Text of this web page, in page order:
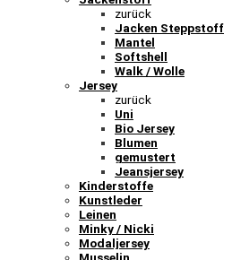
zurück
Jacken Steppstoff
Mantel
Softshell
Walk / Wolle
Jersey
zurück
Uni
Bio Jersey
Blumen
gemustert
Jeansjersey
Kinderstoffe
Kunstleder
Leinen
Minky / Nicki
Modaljersey
Musselin